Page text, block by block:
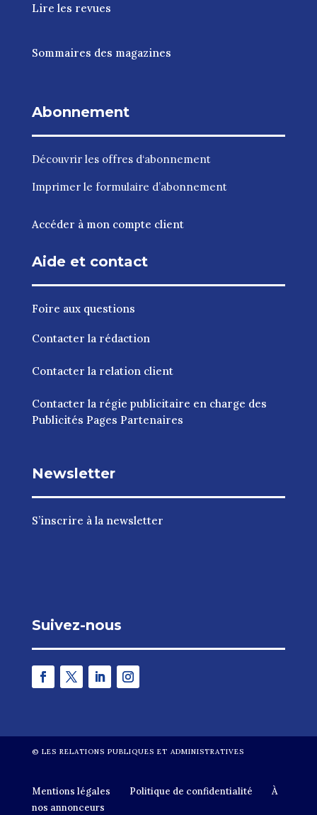
Lire les revues
Sommaires des magazines
Abonnement
Découvrir les offres d‘abonnement
Imprimer le formulaire d’abonnement
Accéder à mon compte client
Aide et contact
Foire aux questions
Contacter la rédaction
Contacter la relation client
Contacter la régie publicitaire en charge des
Publicités Pages Partenaires
Newsletter
S’inscrire à la newsletter
Suivez-nous
© LES RELATIONS PUBLIQUES ET ADMINISTRATIVES
Mentions légales Politique de confidentialité
À
nos annonceurs